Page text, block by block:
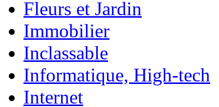
Fleurs et Jardin
Immobilier
Inclassable
Informatique, High-tech
Internet